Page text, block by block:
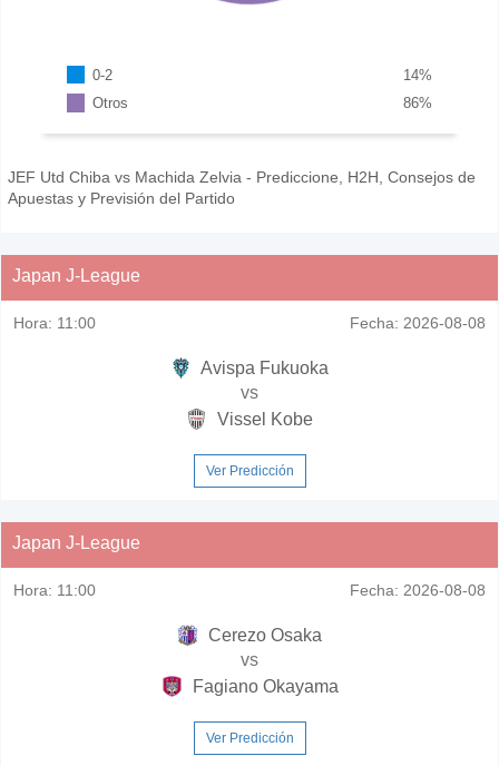
0-2 %
14
Otros
%
86
JEF Utd Chiba vs Machida Zelvia - Prediccione, H2H, Consejos de
Apuestas y Previsión del Partido
Japan J-League
Hora: 11:00 Fecha: 2026-08-08
Avispa Fukuoka
vs
Vissel Kobe
Ver Predicción
Japan J-League
Hora: 11:00 Fecha: 2026-08-08
Cerezo Osaka
vs
Fagiano Okayama
Ver Predicción